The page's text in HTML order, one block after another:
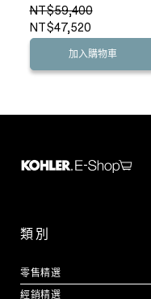
NT$59,400
NT$47,520
加入購物車
類別
零售精選
經銷精選